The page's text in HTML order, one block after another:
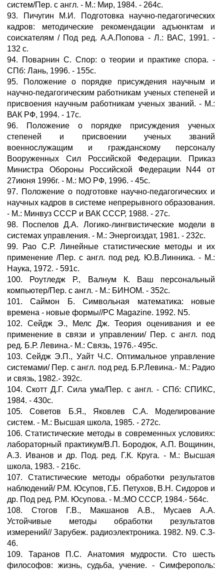
систем/Пер. с англ. - М.: Мир, 1984. - 264с.
93. Пичугин М.И. Подготовка научно-педагогических
кадров: методические рекомендации адъюнктам и
соискателям / Под ред. А.А.Попова - Л.: ВАС, 1991. -
132 с.
94. Поварнин С. Спор: о теории и практике спора. -
СПб: Лань, 1996. - 155с.
95. Положение о порядке присуждения научным и
научно-педагогическим работникам ученых степеней и
присвоения научным работникам ученых званий. - М.:
ВАК РФ, 1994. - 17с.
96. Положение о порядке присуждения ученых
степеней и присвоении ученых званий
военнослужащим и гражданскому персоналу
Вооруженных Сил Российской Федерации. Приказ
Министра Обороны Российской Федерации N44 от
27июня 1996г. - М.: МО РФ, 1996. - 45с.
97. Положение о подготовке научно-педагогических и
научных кадров в системе непрерывного образования.
- М.: Минвуз СССР и ВАК СССР, 1988. - 27с.
98. Поспелов Д.А. Логико-лингвистические модели в
системах управления. - М.: Энергоиздат, 1981. - 232с.
99. Рао С.Р. Линейные статистические методы и их
применение /Пер. с англ. под ред. Ю.В.Линника. - М.:
Наука, 1972. - 591с.
100. Роутледж Р., Валнум К. Ваш персональный
компьютер/Пер. с англ. - М.: БИНОМ. - 352с.
101. Саймон Б. Символьная математика: новые
времена - новые формы//PC Magazine. 1992. N5.
102. Сейдж Э., Мелс Дж. Теория оценивания и ее
применение в связи и управлении/ Пер. с англ. под
ред. Б.Р. Левина.- М.: Связь, 1976.- 495с.
103. Сейдж Э.П., Уайт Ч.С. Оптимальное управление
системами/ Пер. с англ. под ред. Б.Р.Левина.- М.: Радио
и связь, 1982.- 392с.
104. Скотт Д.Г. Сила ума/Пер. с англ. - СПб: СПИКС,
1984. - 430с.
105. Советов Б.Я., Яковлев С.А. Моделирование
систем. - М.: Высшая школа, 1985. - 272с.
106. Статистические методы в современных условиях:
лабораторный практикум/В.П. Бородюк, А.П. Вощинин,
А.З. Иванов и др. Под. ред. Г.К. Круга. - М.: Высшая
школа, 1983. - 216с.
107. Статистические методы обработки результатов
наблюдений/ Р.М. Юсупов, Г.Б. Петухов, В.Н. Сидоров и
др. Под ред. Р.М. Юсупова. - М.:МО СССР, 1984.- 564с.
108. Стогов Г.В., Макшанов А.В., Мусаев А.А.
Устойчивые методы обработки результатов
измерений// Зарубеж. радиоэлектроника. 1982. N9. С.3-
46.
109. Таранов П.С. Анатомия мудрости. Сто шесть
философов: жизнь, судьба, учение. - Симферополь: